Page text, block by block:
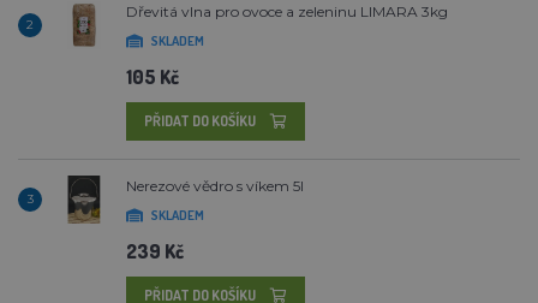
2
Dřevitá vlna pro ovoce a zeleninu LIMARA 3kg
SKLADEM
105 Kč
PŘIDAT DO KOŠÍKU
3
Nerezové vědro s víkem 5l
SKLADEM
239 Kč
PŘIDAT DO KOŠÍKU